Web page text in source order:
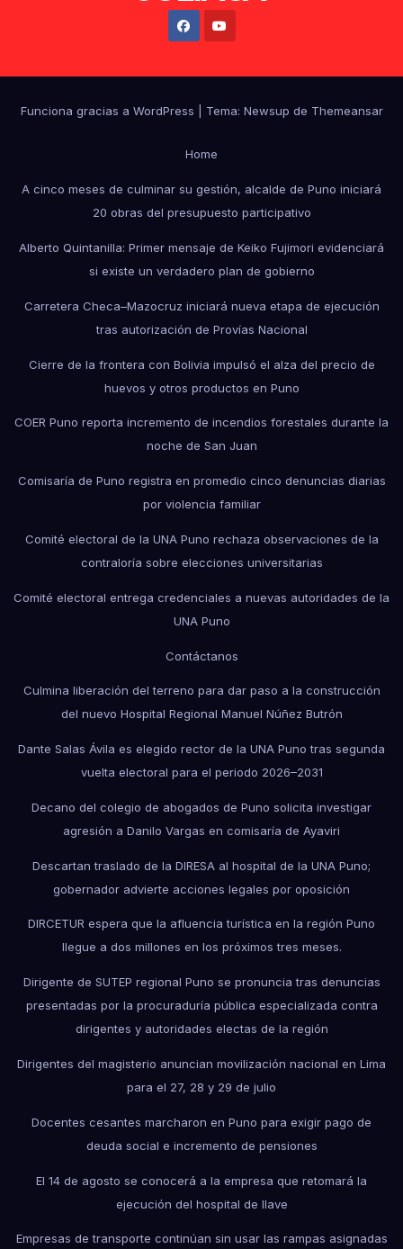
Funciona gracias a WordPress Tema: Newsup de Themeansar
Home
A cinco meses de culminar su gestión, alcalde de Puno iniciará
20 obras del presupuesto participativo
Alberto Quintanilla: Primer mensaje de Keiko Fujimori evidenciará
si existe un verdadero plan de gobierno
Carretera Checa–Mazocruz iniciará nueva etapa de ejecución
tras autorización de Provías Nacional
Cierre de la frontera con Bolivia impulsó el alza del precio de
huevos y otros productos en Puno
COER Puno reporta incremento de incendios forestales durante la
noche de San Juan
Comisaría de Puno registra en promedio cinco denuncias diarias
por violencia familiar
Comité electoral de la UNA Puno rechaza observaciones de la
contraloría sobre elecciones universitarias
Comité electoral entrega credenciales a nuevas autoridades de la
UNA Puno
Contáctanos
Culmina liberación del terreno para dar paso a la construcción
del nuevo Hospital Regional Manuel Núñez Butrón
Dante Salas Ávila es elegido rector de la UNA Puno tras segunda
vuelta electoral para el periodo 2026–2031
Decano del colegio de abogados de Puno solicita investigar
agresión a Danilo Vargas en comisaría de Ayaviri
Descartan traslado de la DIRESA al hospital de la UNA Puno;
gobernador advierte acciones legales por oposición
DIRCETUR espera que la afluencia turística en la región Puno
llegue a dos millones en los próximos tres meses.
Dirigente de SUTEP regional Puno se pronuncia tras denuncias
presentadas por la procuraduría pública especializada contra
dirigentes y autoridades electas de la región
Dirigentes del magisterio anuncian movilización nacional en Lima
para el 27, 28 y 29 de julio
Docentes cesantes marcharon en Puno para exigir pago de
deuda social e incremento de pensiones
El 14 de agosto se conocerá a la empresa que retomará la
ejecución del hospital de Ilave
Empresas de transporte continúan sin usar las rampas asignadas